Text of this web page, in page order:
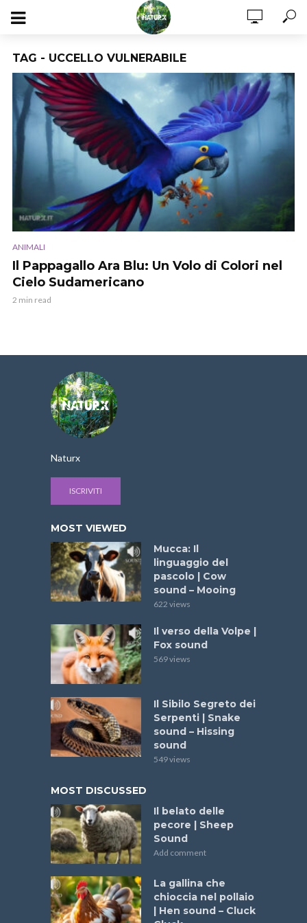
TAG - UCCELLO VULNERABILE
ANIMALI
Il Pappagallo Ara Blu: Un Volo di Colori nel
Cielo Sudamericano
2 min read
Naturx
ISCRIVITI
MOST VIEWED
Mucca: Il
linguaggio del
pascolo | Cow
sound – Mooing
622 views
Il verso della Volpe |
Fox sound
569 views
Il Sibilo Segreto dei
Serpenti | Snake
sound – Hissing
sound
549 views
MOST DISCUSSED
Il belato delle
pecore | Sheep
Sound
Add comment
La gallina che
chioccia nel pollaio
| Hen sound – Cluck